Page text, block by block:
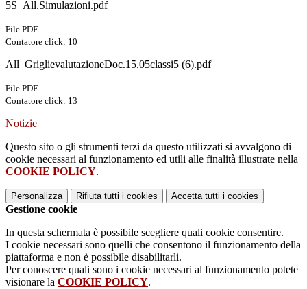
5S_All.Simulazioni.pdf
File PDF
Contatore click: 10
All_GriglievalutazioneDoc.15.05classi5 (6).pdf
File PDF
Contatore click: 13
Notizie
Questo sito o gli strumenti terzi da questo utilizzati si avvalgono di
cookie necessari al funzionamento ed utili alle finalità illustrate nella
COOKIE POLICY.
Personalizza Rifiuta tutti i cookies Accetta tutti i cookies
Gestione cookie
In questa schermata è possibile scegliere quali cookie consentire.
I cookie necessari sono quelli che consentono il funzionamento della
piattaforma e non è possibile disabilitarli.
Per conoscere quali sono i cookie necessari al funzionamento potete
visionare la COOKIE POLICY.